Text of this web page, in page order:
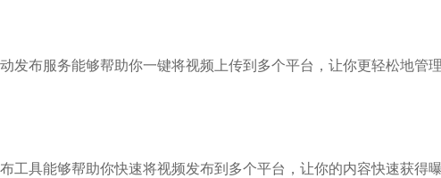
发布服务能够帮助你一键将视频上传到多个平台，让你更轻松地管理
工具能够帮助你快速将视频发布到多个平台，让你的内容快速获得曝